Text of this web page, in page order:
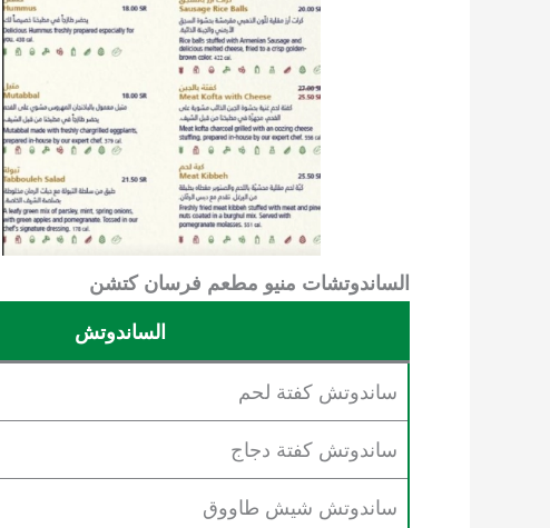
الساندوتشات منيو مطعم فرسان كتشن
الساندوتش
ساندوتش كفتة لحم
ساندوتش كفتة دجاج
ساندوتش شيش طاووق